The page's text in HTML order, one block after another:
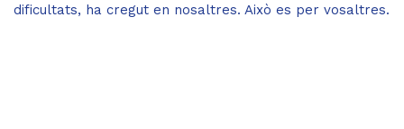
dificultats, ha cregut en nosaltres. Això es per vosaltres.